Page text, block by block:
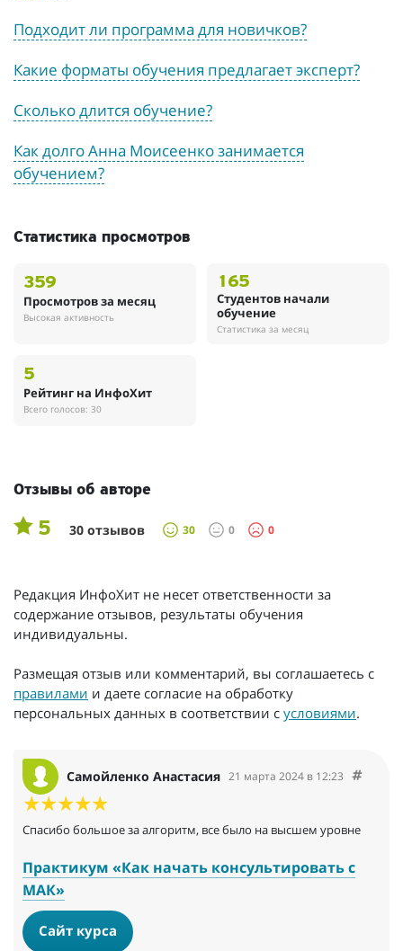
Подходит ли программа для новичков?
Какие форматы обучения предлагает эксперт?
Сколько длится обучение?
Как долго Анна Моисеенко занимается
обучением?
Статистика просмотров
359
Просмотров за месяц
Высокая активность
165
Студентов начали
обучение
Статистика за месяц
5
Рейтинг на ИнфоХит
Всего голосов: 30
Отзывы об авторе
5 30 отзывов 30 0 0
Редакция ИнфоХит не несет ответственности за
содержание отзывов, результаты обучения
индивидуальны.
Размещая отзыв или комментарий, вы соглашаетесь с
правилами и даете согласие на обработку
персональных данных в соответствии с условиями.
Самойленко Анастасия 21 марта 2024 в 12:23
Спасибо большое за алгоритм, все было на высшем уровне
Практикум «Как начать консультировать с
МАК»
Сайт курса